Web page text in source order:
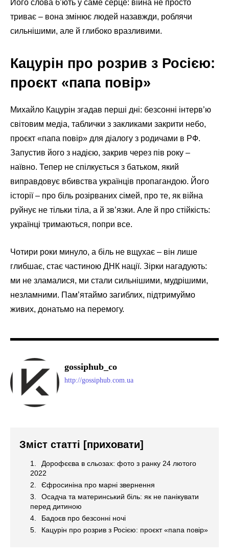
Його слова б’ють у саме серце: війна не просто
триває – вона змінює людей назавжди, роблячи
сильнішими, але й глибоко вразливими.
Кацурін про розрив з Росією:
проєкт «папа повір»
Михайло Кацурін згадав перші дні: безсонні інтерв’ю
світовим медіа, таблички з закликами закрити небо,
проєкт «папа повір» для діалогу з родичами в РФ.
Запустив його з надією, закрив через пів року –
наївно. Тепер не спілкується з батьком, який
виправдовує вбивства українців пропагандою. Його
історії – про біль розірваних сімей, про те, як війна
руйнує не тільки тіла, а й зв’язки. Але й про стійкість:
українці тримаються, попри все.
Чотири роки минуло, а біль не вщухає – він лише
глибшає, стає частиною ДНК нації. Зірки нагадують:
ми не зламалися, ми стали сильнішими, мудрішими,
незламними. Пам’ятаймо загиблих, підтримуймо
живих, донатьмо на перемогу.
gossiphub_co
http://gossiphub.com.ua
Зміст статті [приховати]
Дорофєєва в сльозах: фото з ранку 24 лютого
2022
Єфросиніна про марні звернення
Осадча та материнський біль: як не панікувати
перед дитиною
Бадоєв про безсонні ночі
Кацурін про розрив з Росією: проєкт «папа повір»